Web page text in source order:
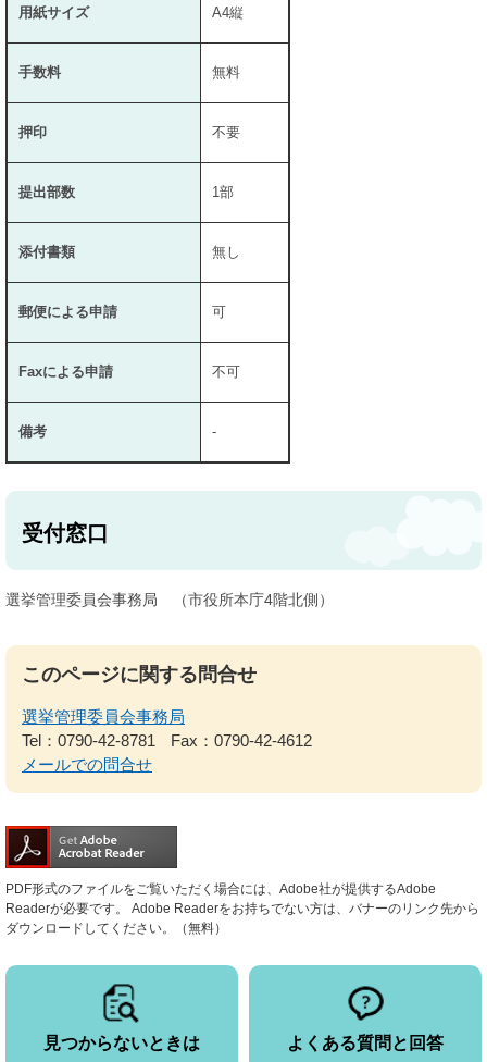
用紙サイズ A4縦
手数料 無料
押印 不要
提出部数 1部
添付書類 無し
郵便による申請 可
Faxによる申請 不可
備考 -
受付窓口
選挙管理委員会事務局 （市役所本庁4階北側）
このページに関する問合せ
選挙管理委員会事務局
Tel：0790-42-8781
Fax：0790-42-4612
メールでの問合せ
PDF形式のファイルをご覧いただく場合には、Adobe社が提供するAdobe
Readerが必要です。
Adobe Readerをお持ちでない方は、バナーのリンク先から
ダウンロードしてください。（無料）
見つからないときは よくある質問と回答